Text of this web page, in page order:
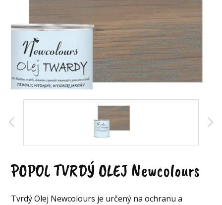
POPOL TVRDÝ OLEJ Newcolours
Tvrdý Olej Newcolours je určený na ochranu a